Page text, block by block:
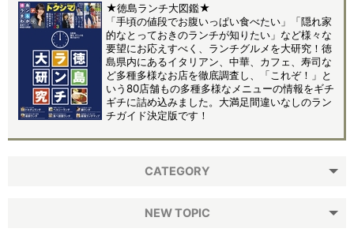
★徳島ランチ大図鑑★
「手頃の値段でお腹いっぱい食べたい」「隠れ家
的なとっておきのランチが知りたい」など様々な
要望にお応えすべく、ランチグルメを大研究！徳
島県内にあるイタリアン、中華、カフェ、寿司な
ど多種多様なお店を徹底調査し、「これぞ！」と
いう80店舗もの多種多様なメニューの情報をギチ
ギチに詰め込みました。大満足間違いなしのラン
チガイド決定版です！
CATEGORY
NEW TOPIC